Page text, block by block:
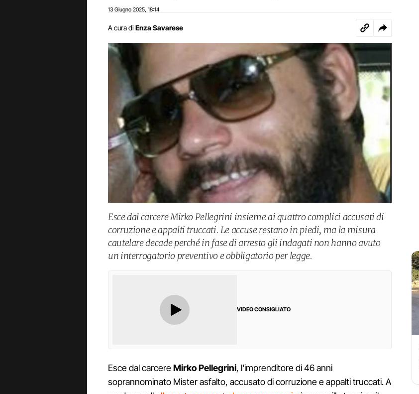
13 Giugno 2025 18:14
A cura di Enza Savarese
Esce dal carcere Mirko Pellegrini insieme ai quattro complici accusati di
corruzione e appalti truccati. Le accuse restano in piedi, ma la misura
cautelare decade perché in fase di arresto gli indagati non hanno avuto
un interrogatorio preventivo e obbligatorio per legge.
VIDEO CONSIGLIATO
Esce dal carcereMirko Pellegrini, l'imprenditore di 46 anni
soprannominato Mister asfalto, accusato di corruzione e appalti truccati. A